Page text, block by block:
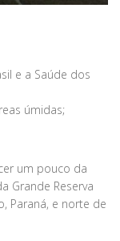
e a Saúde dos
úmidas;
um pouco da
Grande Reserva
Paraná, e norte de